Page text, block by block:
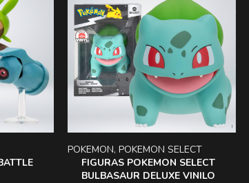
FIGURAS POKEMON SELECT
BULBASAUR DELUXE VINILO
POKEMON, POKEMON SELECT